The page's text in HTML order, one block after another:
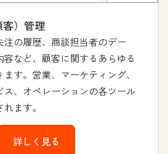
）管理
の履歴、商談担当者のデー
容など、顧客に関するあらゆる
す。営業、マーケティング、
ス、オペレーションの各ツール
ます。
詳しく見る